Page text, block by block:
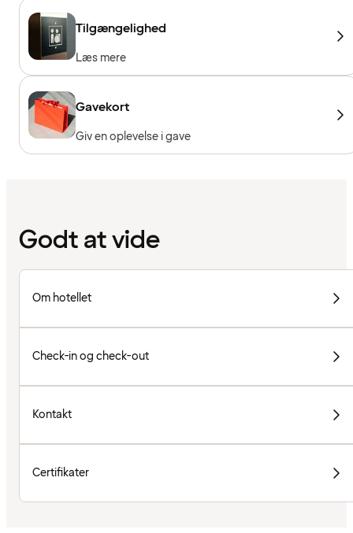
Tilgængelighed
Læs mere
Gavekort
Giv en oplevelse i gave
Godt at vide
Om hotellet
Check-in og check-out
Kontakt
Certifikater